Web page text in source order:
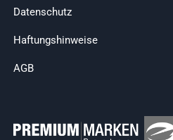
Datenschutz
Haftungshinweise
AGB